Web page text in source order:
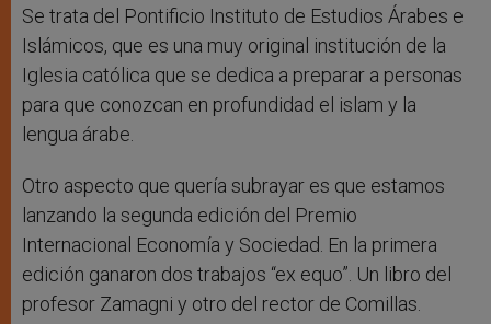
Se trata del Pontificio Instituto de Estudios Árabes e
Islámicos, que es una muy original institución de la
Iglesia católica que se dedica a preparar a personas
para que conozcan en profundidad el islam y la
lengua árabe.
Otro aspecto que quería subrayar es que estamos
lanzando la segunda edición del Premio
Internacional Economía y Sociedad. En la primera
edición ganaron dos trabajos “ex equo”. Un libro del
profesor Zamagni y otro del rector de Comillas.